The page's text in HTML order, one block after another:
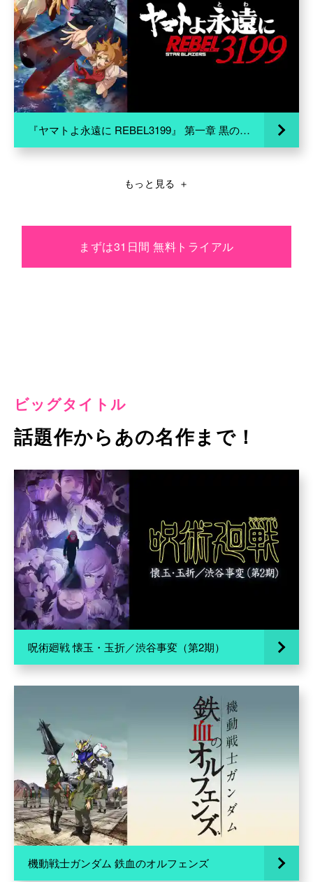
『ヤマトよ永遠に REBEL3199』 第一章 黒の侵略
もっと見る ＋
まずは31日間 無料トライアル
ビッグタイトル
話題作からあの名作まで！
呪術廻戦 懐玉・玉折／渋谷事変（第2期）
機動戦士ガンダム 鉄血のオルフェンズ